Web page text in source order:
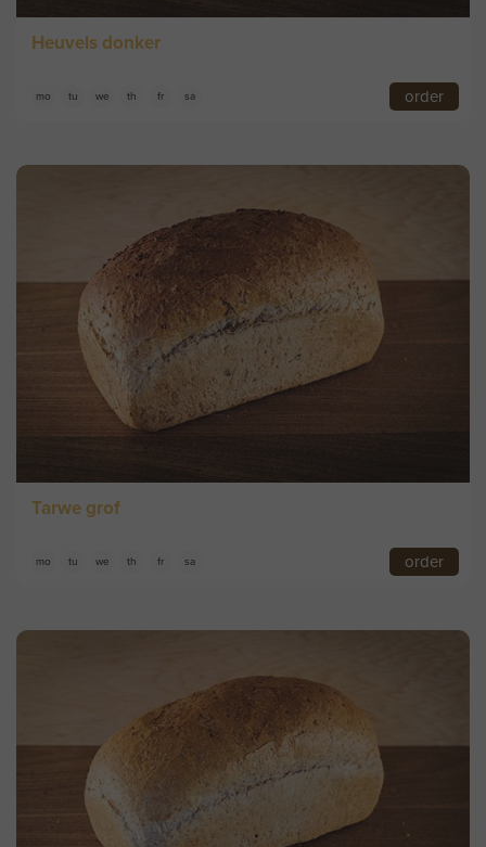
Heuvels donker
mo tu we th fr sa order
Tarwe grof
mo tu we th fr sa order